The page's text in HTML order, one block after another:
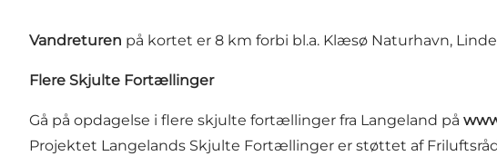
Vandreturen på kortet er 8 km forbi bl.a. Klæsø Naturhavn,
Flere Skjulte Fortællinger
Gå på opdagelse i flere skjulte fortællinger fra Langeland på
Projektet Langelands Skjulte Fortællinger er støttet af